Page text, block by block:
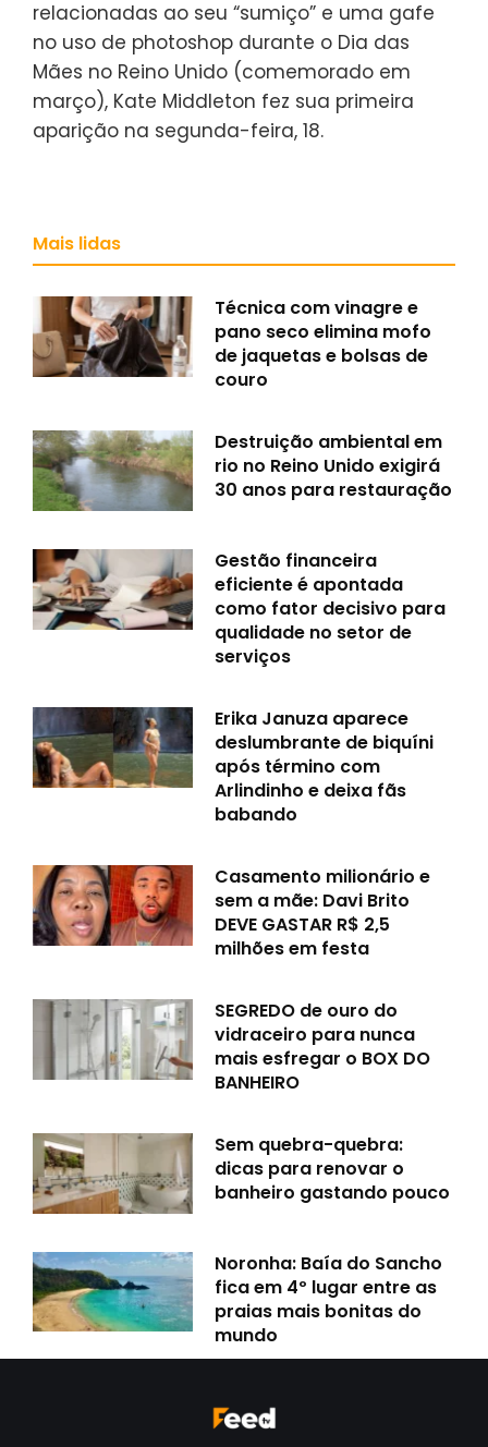
relacionadas ao seu “sumiço” e uma gafe
no uso de photoshop durante o Dia das
Mães no Reino Unido (comemorado em
março), Kate Middleton fez sua primeira
aparição na segunda-feira, 18.
Mais lidas
Técnica com vinagre e
pano seco elimina mofo
de jaquetas e bolsas de
couro
Destruição ambiental em
rio no Reino Unido exigirá
30 anos para restauração
Gestão financeira
eficiente é apontada
como fator decisivo para
qualidade no setor de
serviços
Erika Januza aparece
deslumbrante de biquíni
após término com
Arlindinho e deixa fãs
babando
Casamento milionário e
sem a mãe: Davi Brito
DEVE GASTAR R$ 2,5
milhões em festa
SEGREDO de ouro do
vidraceiro para nunca
mais esfregar o BOX DO
BANHEIRO
Sem quebra-quebra:
dicas para renovar o
banheiro gastando pouco
Noronha: Baía do Sancho
fica em 4º lugar entre as
praias mais bonitas do
mundo